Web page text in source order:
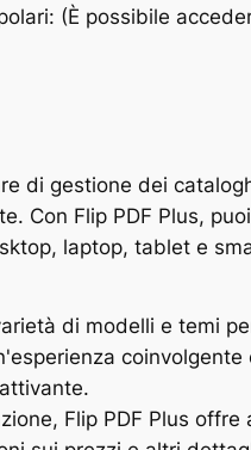
(È possibile
di gestione dei
Con Flip PDF Plus,
laptop, tablet e
di modelli e temi
Flip PDF Plus